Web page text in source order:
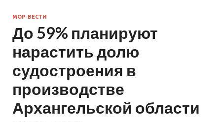
МОР-ВЕСТИ
До 59% планируют
нарастить долю
судостроения в
производстве
Архангельской области